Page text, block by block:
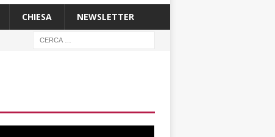
CHIESA NEWSLETTER